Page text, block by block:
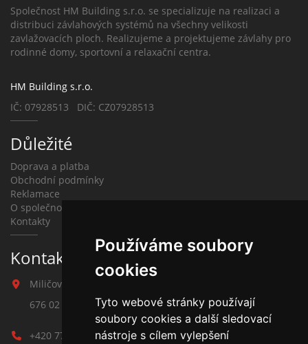
Používáme soubory
cookies
Tyto webové stránky používají
soubory cookies a další sledovací
nástroje s cílem vylepšení
Společnost HM Building s.r.o. se specializuje na realizaci a
distribuci závlahových systémů na všechny velikosti
zavlažovacích ploch. Realizujeme a projektujeme závlahy pro
rodinné domy, sportovní a relaxační centra.
HM Building s.r.o.
IČ: 07928513 DIČ: CZ07928513
Důležité
Doprava a platba
Obchodní podmínky
Reklamace
O společnosti
Kontakty
Kontakt na závlahy
Miličova 541
676 02 Moravské Budějovice
+420 777 780 938